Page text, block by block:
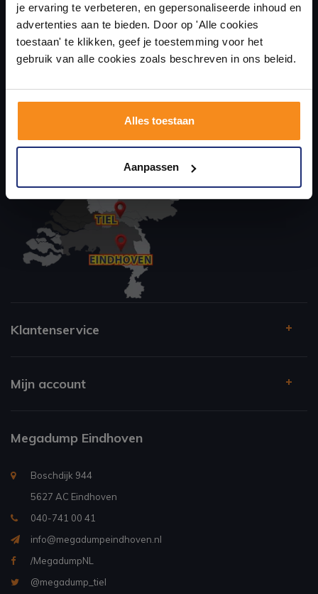
je ervaring te verbeteren, en gepersonaliseerde inhoud en
advertenties aan te bieden. Door op 'Alle cookies
toestaan' te klikken, geef je toestemming voor het
gebruik van alle cookies zoals beschreven in ons beleid.
Alles toestaan
Aanpassen
uw sanitair en tegelwinkel in Eindhoven waar u niet alleen in onze
showroom terecht kunt voor badkamertegels en sanitair, maar ook
via de online winkel kan bestellen!
Klantenservice
Mijn account
Megadump Eindhoven
Boschdijk 944
5627 AC Eindhoven
040-741 00 41
info@megadumpeindhoven.nl
/MegadumpNL
@megadump_tiel
Laat je inspireren door 21 volledig ingerichte
badkameropstellingen – van compact tot luxe. Onze
ervaren adviseurs helpen je persoonlijk, en je vindt
tegels & sanitair direct uit voorraad. Gratis parkeren
op eigen terrein.
Kom langs en ervaar zelf het verschil!